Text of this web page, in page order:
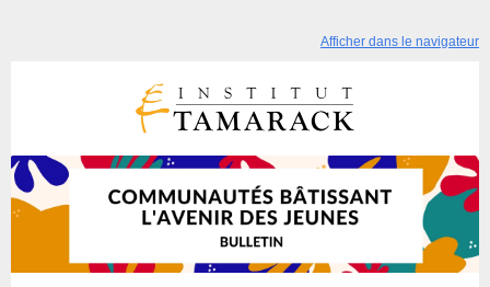
Afficher dans le navigateur